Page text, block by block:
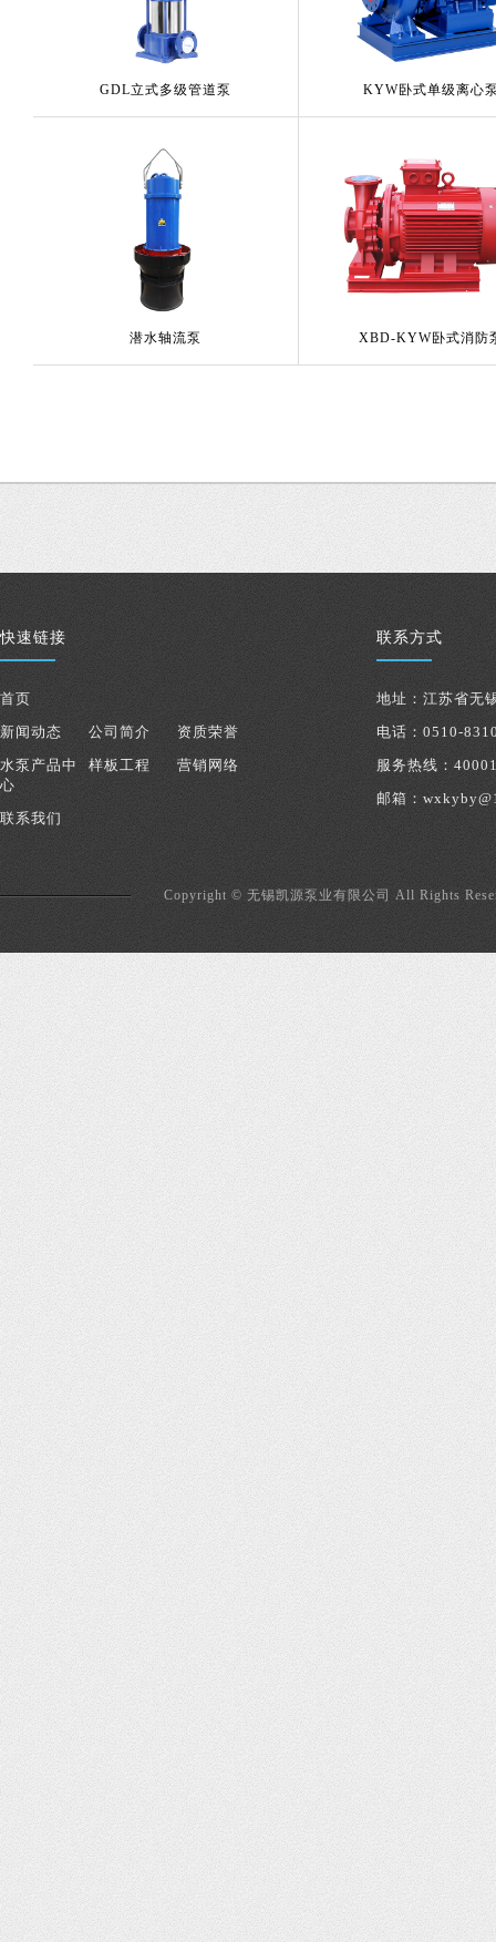
GDL立式多级管道泵 KYW卧式单级离心
潜水轴流泵 XBD-KYW卧式消防
快速链接
首页
新闻动态
公司简介
资质荣誉
水泵产品中
心
样板工程 营销网络
联系我们
联系方式
地址：江苏省无
电话：0510-
服务热线：
邮箱：
压
阀
Copyright © 无锡凯源泵业有限公司 All Rights